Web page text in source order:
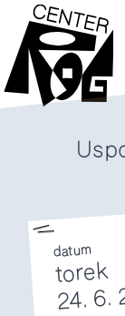
datum
torek
24. 6.